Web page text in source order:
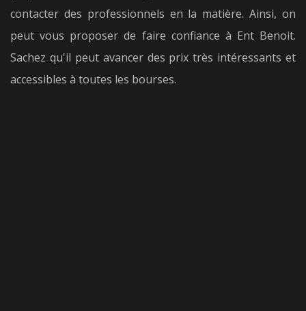
contacter des professionnels en la matière. Ainsi, on
peut vous proposer de faire confiance à Ent Benoit.
Sachez qu'il peut avancer des prix très intéressants et
accessibles à toutes les bourses.